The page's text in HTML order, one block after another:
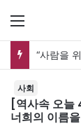
사회
[역사속 오늘
너희의 이름